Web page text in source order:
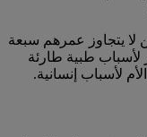
لا يتجاوز عمرهم سبعة
لأسباب طبية طارئة
لأسباب إنسانية.